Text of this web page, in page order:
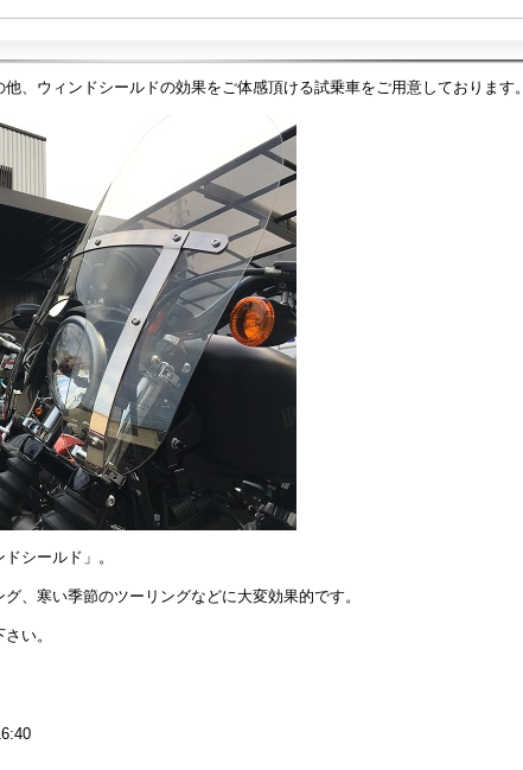
、ウィンドシールドの効果をご体感頂ける試乗車をご用意しております。
シールド」。
、寒い季節のツーリングなどに大変効果的です。
い。